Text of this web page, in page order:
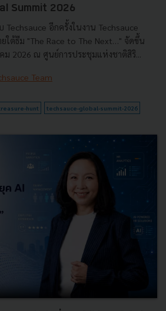
Summit 2026
Techsauce อีกครั้งในงาน Techsauce
ใต้ธีม "The Race to The Next…" จัดขึ้น
ม 2026 ณ ศูนย์การประชุมแห่งชาติสิริ...
Team
hunt techsauce-global-summit-2026